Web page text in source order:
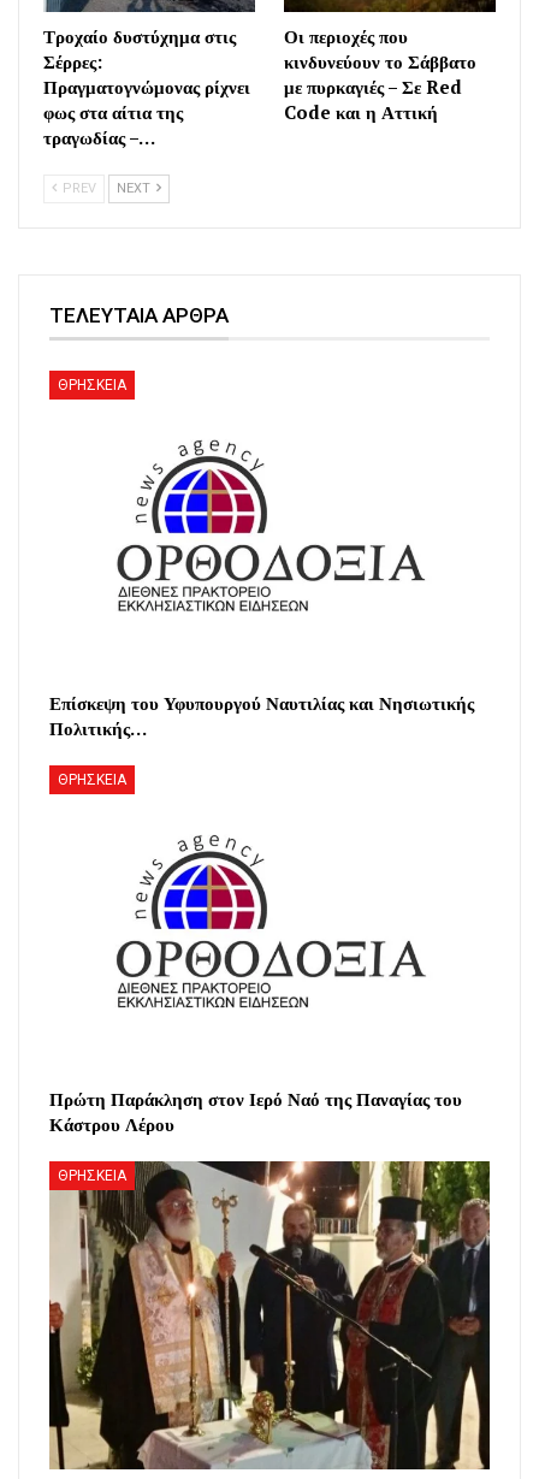
Τροχαίο δυστύχημα στις
Σέρρες:
Πραγματογνώμονας ρίχνει
φως στα αίτια της
τραγωδίας –…
Οι περιοχές που
κινδυνεύουν το Σάββατο
με πυρκαγιές – Σε Red
Code και η Αττική
PREV NEXT
ΤΕΛΕΥΤΑΙΑ ΑΡΘΡΑ
ΘΡΗΣΚΕΙΑ
Επίσκεψη του Υφυπουργού Ναυτιλίας και Νησιωτικής
Πολιτικής…
ΘΡΗΣΚΕΙΑ
Πρώτη Παράκληση στον Ιερό Ναό της Παναγίας του
Κάστρου Λέρου
ΘΡΗΣΚΕΙΑ